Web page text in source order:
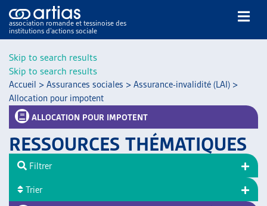
Skip to search results
Skip to search results
association romande et tessinoise des
institutions d’actions sociale
NOS PUBLICATIONS
ARTICLES
VEILLE
Accueil > Assurances sociales > Assurance-invalidité (LAI) >
Allocation pour impotent
ALLOCATION POUR IMPOTENT
RESSOURCES THÉMATIQUES
Filtrer
Trier